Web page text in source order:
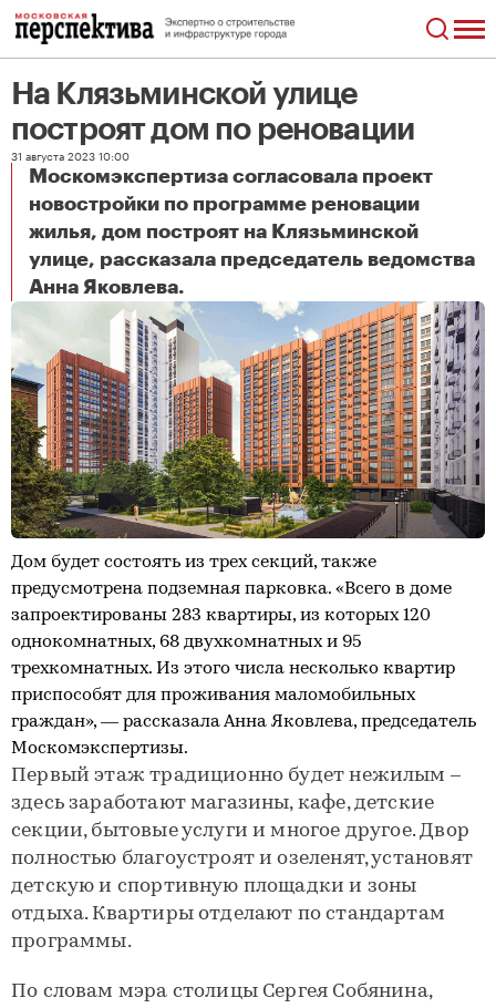
На Клязьминской улице
построят дом по реновации
31 августа 2023 10:00
Москомэкспертиза согласовала проект
новостройки по программе реновации
жилья, дом построят на Клязьминской
улице, рассказала председатель ведомства
Анна Яковлева.
На Клязьминской улице построят дом по реновации
Дом будет состоять из трех секций, также
предусмотрена подземная парковка. «Всего в доме
запроектированы 283 квартиры, из которых 120
однокомнатных, 68 двухкомнатных и 95
трехкомнатных. Из этого числа несколько квартир
приспособят для проживания маломобильных
граждан», — рассказала Анна Яковлева, председатель
Москомэкспертизы.
Первый этаж традиционно будет нежилым –
здесь заработают магазины, кафе, детские
секции, бытовые услуги и многое другое. Двор
полностью благоустроят и озеленят, установят
детскую и спортивную площадки и зоны
отдыха. Квартиры отделают по стандартам
программы.
По словам мэра столицы Сергея Собянина,